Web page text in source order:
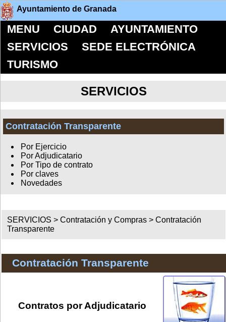
Ayuntamiento de Granada
MENU CIUDAD
AYUNTAMIENTO
SERVICIOS
SEDE ELECTRÓNICA
TURISMO
SERVICIOS
Contratación Transparente
Por Ejercicio
Por Adjudicatario
Por Tipo de contrato
Por claves
Novedades
SERVICIOS >Contratación y Compras >Contratación
Transparente
Contratación Transparente
Contratos por Adjudicatario